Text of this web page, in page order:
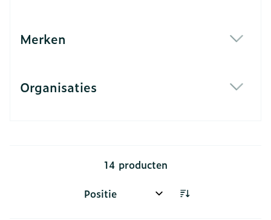
Merken
Organisaties
14 producten
Sorteer op: